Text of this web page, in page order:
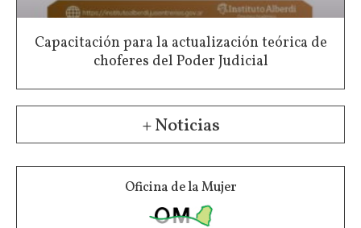
Capacitación para la actualización teórica de
choferes del Poder Judicial
+ Noticias
Oficina de la Mujer